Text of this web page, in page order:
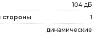
104 дБ
стороны
1
динамические